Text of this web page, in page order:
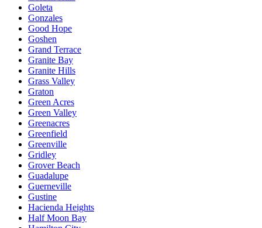
Goleta
Gonzales
Good Hope
Goshen
Grand Terrace
Granite Bay
Granite Hills
Grass Valley
Graton
Green Acres
Green Valley
Greenacres
Greenfield
Greenville
Gridley
Grover Beach
Guadalupe
Guerneville
Gustine
Hacienda Heights
Half Moon Bay